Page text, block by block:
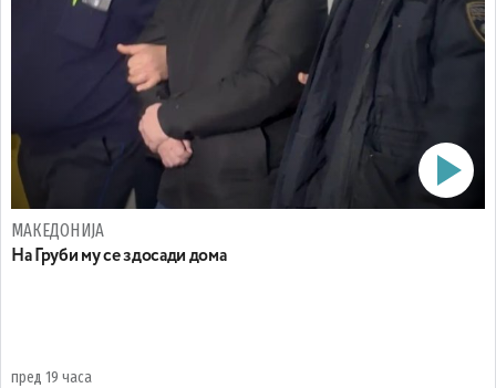
МАКЕДОНИЈА
На Груби му се здосади дома
пред 19 часа